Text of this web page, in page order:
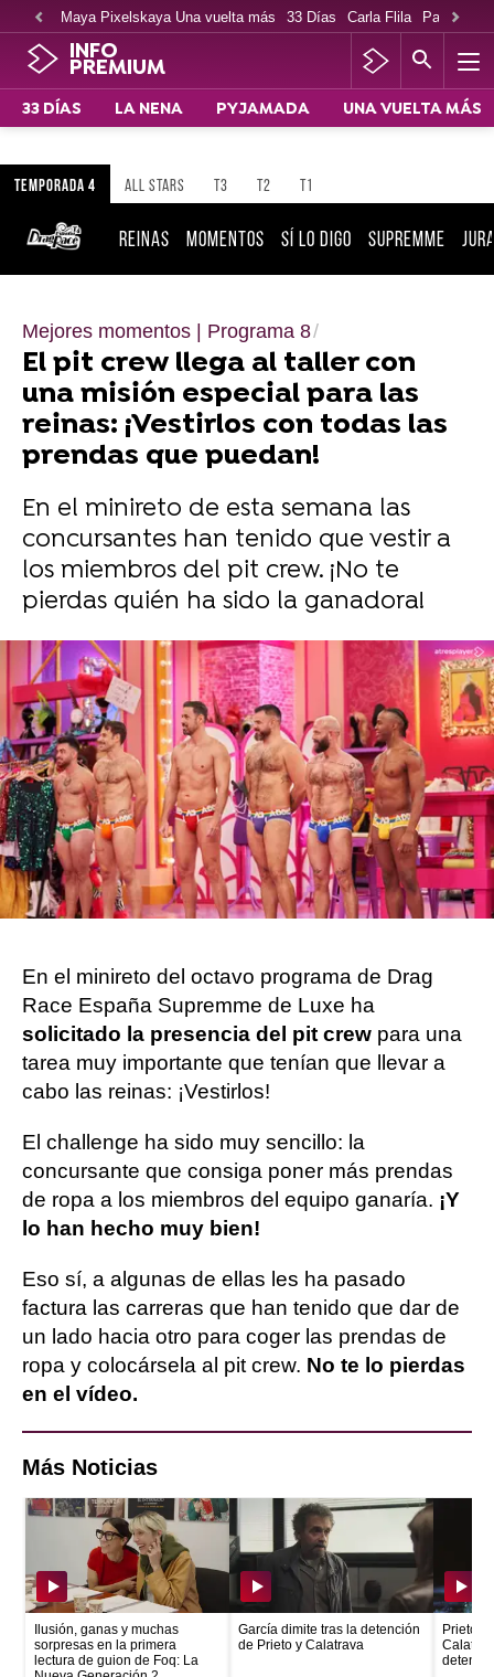
Maya Pixelskaya Una vuelta más 33 Días Carla Flila Paco
INFO
PREMIUM
33 DÍAS LA NENA PYJAMADA UNA VUELTA MÁS
TEMPORADA 4 ALL STARS T3 T2 T1
REINAS MOMENTOS SÍ LO DIGO SUPREMME
Mejores momentos | Programa 8
El pit crew llega al taller con
una misión especial para las
reinas: ¡Vestirlos con todas las
prendas que puedan!
En el minireto de esta semana las
concursantes han tenido que vestir a
los miembros del pit crew. ¡No te
pierdas quién ha sido la ganadora!
Sara Ruiz
Publicado:10 de noviembre de 2024, 21:17
WhatsappFacebook
X Flipboard
En el minireto del octavo programa de Drag
Race España Supremme de Luxe ha
solicitado la presencia del pit crew para una
tarea muy importante que tenían que llevar a
cabo las reinas: ¡Vestirlos!
El challenge ha sido muy sencillo: la
concursante que consiga poner más prendas
de ropa a los miembros del equipo ganaría. ¡Y
lo han hecho muy bien!
Eso sí, a algunas de ellas les ha pasado
factura las carreras que han tenido que dar de
un lado hacia otro para coger las prendas de
ropa y colocársela al pit crew. No te lo pierdas
en el vídeo.
Más Noticias
Ilusión, ganas y muchas
sorpresas en la primera
lectura de guion de Foq: La
García dimite tras la detención
de Prieto y Calatrava
Prieto